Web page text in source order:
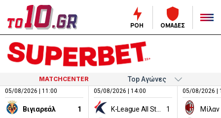
ΡΟΗ ΟΜΑΔΕΣ
MATCHCENTER
05/08/2026 | 11:00
Βιγιαρεάλ 1
05/08/2026 | 14:00
1
05/08/2026 |
Μίλαν